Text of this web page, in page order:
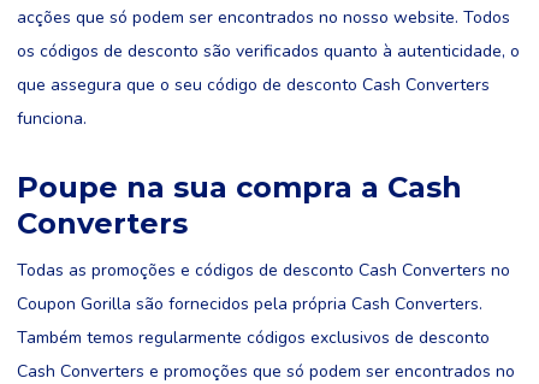
acções que só podem ser encontrados no nosso website. Todos
os códigos de desconto são verificados quanto à autenticidade, o
que assegura que o seu código de desconto Cash Converters
funciona.
Poupe na sua compra a Cash
Converters
Todas as promoções e códigos de desconto Cash Converters no
Coupon Gorilla são fornecidos pela própria Cash Converters.
Também temos regularmente códigos exclusivos de desconto
Cash Converters e promoções que só podem ser encontrados no